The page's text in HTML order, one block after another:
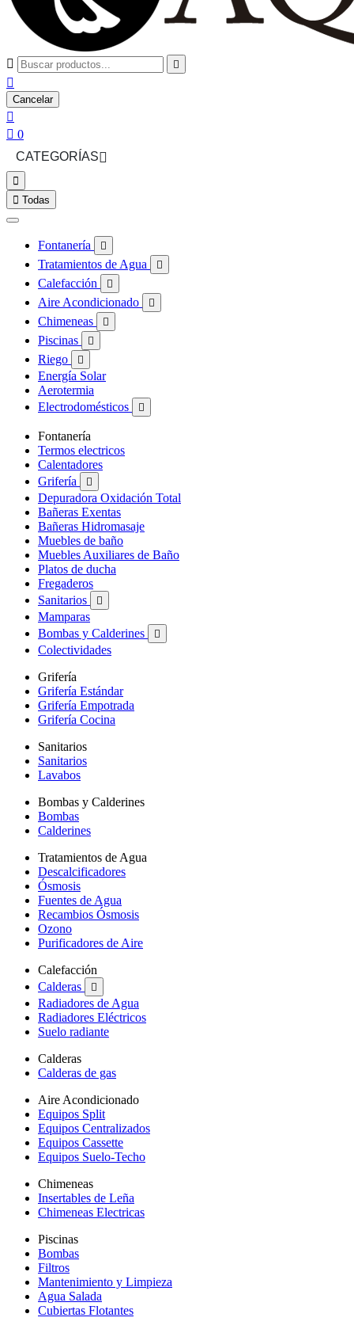
 

Cancelar

 0
CATEGORÍAS

 Todas
Fontanería 
Tratamientos de Agua 
Calefacción 
Aire Acondicionado 
Chimeneas 
Piscinas 
Riego 
Energía Solar
Aerotermia
Electrodomésticos

Fontanería
Termos electricos
Calentadores
Grifería

Depuradora Oxidación Total
Bañeras Exentas
Bañeras Hidromasaje
Muebles de baño
Muebles Auxiliares de Baño
Platos de ducha
Fregaderos
Sanitarios

Mamparas
Bombas y Calderines

Colectividades
Grifería
Grifería Estándar
Grifería Empotrada
Grifería Cocina
Sanitarios
Sanitarios
Lavabos
Bombas y Calderines
Bombas
Calderines
Tratamientos de Agua
Descalcificadores
Ósmosis
Fuentes de Agua
Recambios Ósmosis
Ozono
Purificadores de Aire
Calefacción
Calderas

Radiadores de Agua
Radiadores Eléctricos
Suelo radiante
Calderas
Calderas de gas
Aire Acondicionado
Equipos Split
Equipos Centralizados
Equipos Cassette
Equipos Suelo-Techo
Chimeneas
Insertables de Leña
Chimeneas Electricas
Piscinas
Bombas
Filtros
Mantenimiento y Limpieza
Agua Salada
Cubiertas Flotantes